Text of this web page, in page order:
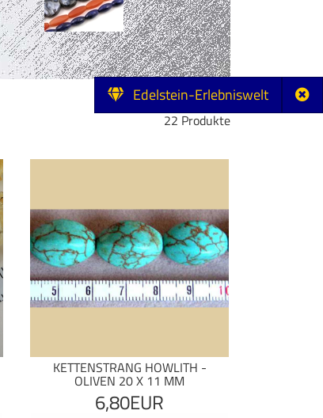
Edelstein-Erlebniswelt
22 Produkte
KETTENSTRANG HOWLITH -
OLIVEN 20 X 11 MM
6,80EUR